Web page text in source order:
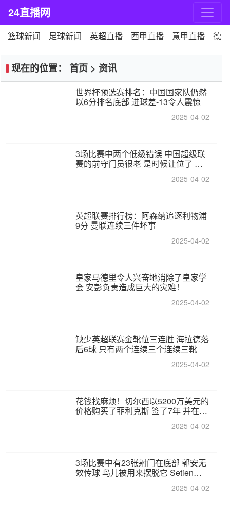
24直播网
篮球新闻 足球新闻 英超直播 西甲直播 意甲直播 德
现在的位置： 首页 > 资讯
世界杯预选赛排名：中国国家队仍然
以6分排名底部 进球差-13令人震惊
2025-04-02
3场比赛中两个低级错误 中国超级联
赛的前守门员很老 是时候让位了 最
2025-04-02
英超联赛排行榜：阿森纳追逐利物浦
9分 曼联连续三件坏事
2025-04-02
皇家马德里令人兴奋地消除了皇家学
会 安彭负责造成巨大的灾难！
2025-04-02
缺少英超联赛金靴位三连胜 海拉德落
后6球 只有两个连续三个连续三靴
2025-04-02
花钱找麻烦！切尔西以5200万美元的
价格购买了菲利克斯 签了7年 并在半
2025-04-02
3场比赛中有23张射门在底部 郭安无
效传球 鸟儿被用来摆脱它 Setien痴
2025-04-02